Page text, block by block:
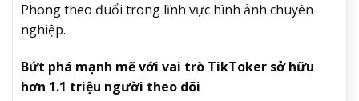
Phong theo đuổi trong lĩnh vực hình ảnh chuyên
nghiệp.
Bứt phá mạnh mẽ với vai trò TikToker sở hữu
hơn 1.1 triệu người theo dõi